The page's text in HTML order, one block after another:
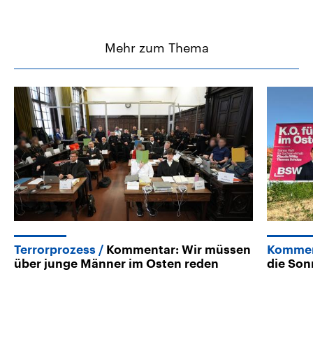
Mehr zum Thema
Terrorprozess
Kommentar: Wir müssen
über junge Männer im Osten reden
die